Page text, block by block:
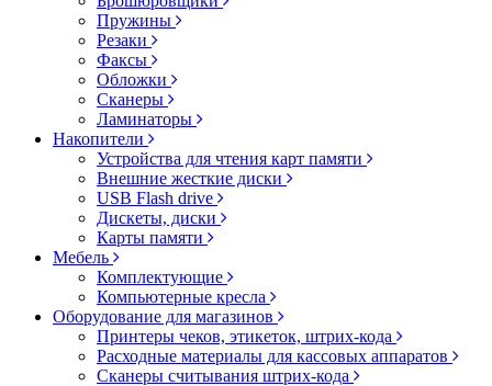
Пружины
Резаки
Факсы
Обложки
Сканеры
Ламинаторы
Накопители
Устройства для чтения карт памяти
Внешние жесткие диски
USB Flash drive
Дискеты, диски
Карты памяти
Мебель
Комплектующие
Компьютерные кресла
Оборудование для магазинов
Принтеры чеков, этикеток, штрих-кода
Расходные материалы для кассовых аппаратов
Сканеры считывания штрих-кода